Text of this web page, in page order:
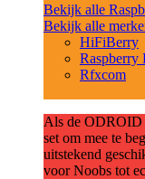
Bekijk alle
Bekijk alle
HiFiBerry
Raspberry
Rfxcom
Als de ODROID
set om mee te
uitstekend
voor Noobs tot